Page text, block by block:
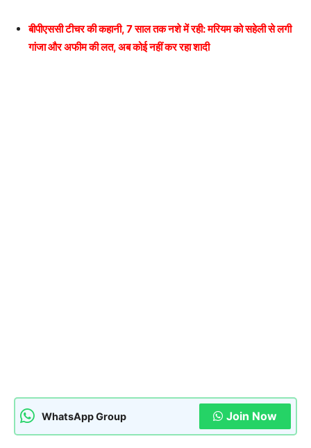
बीपीएससी टीचर की कहानी, 7 साल तक नशे में रही: मरियम को सहेली से लगी
गांजा और अफीम की लत, अब कोई नहीं कर रहा शादी
WhatsApp Group Join Now